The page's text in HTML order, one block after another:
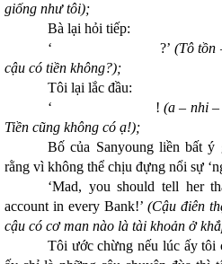
giống như tôi);
Bà lại hỏi tiếp:
‘ ?’ (Tô tồn
cậu có tiền không?);
Tôi lại lắc đầu:
‘ !(a – nhi
Tiền cũng không có ạ!);
Bố của Sanyoung liền bất
rằng vì không thể chịu đựng nổi sự
‘Mad, you should tell her
account in every Bank!’ (Cậu điên
cậu có cơ man nào là tài khoản ở
Tôi ước chừng nếu lúc ấy tôi